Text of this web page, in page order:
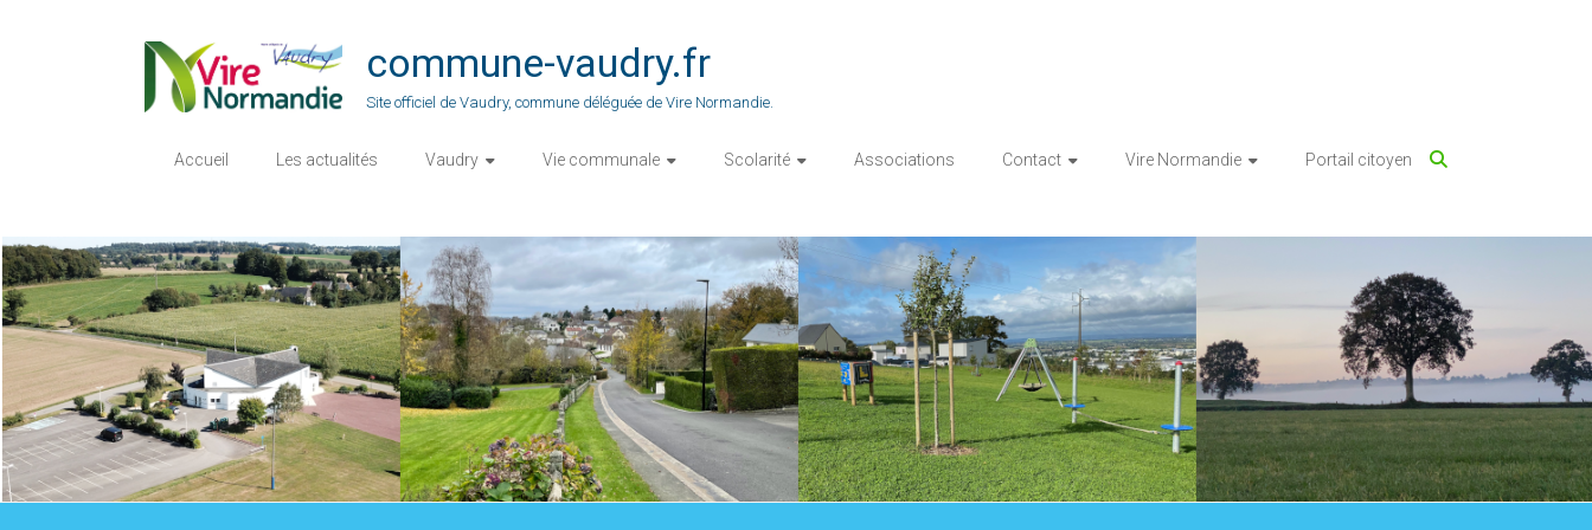
commune-vaudry.fr
Site officiel de Vaudry, commune déléguée de Vire Normandie.
Accueil Les actualités Vaudry Vie communale Scolarité Associations Contact Vire Normandie Portail citoyen